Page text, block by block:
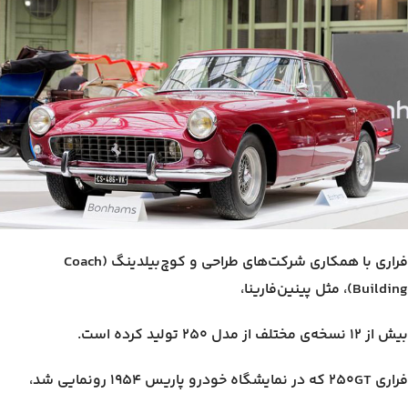
فراری با همکاری شرکت‌های طراحی و کوچ‌بیلدینگ (Coach
Building)، مثل پینین‌فارینا،
بیش از ۱۲ نسخه‌ی مختلف از مدل ۲۵۰ تولید کرده است.
فراری ۲۵۰GT که در نمایشگاه خودرو پاریس ۱۹۵۴ رونمایی شد،